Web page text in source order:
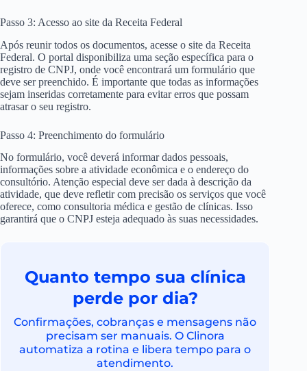
Passo 3: Acesso ao site da Receita Federal
Após reunir todos os documentos, acesse o site da Receita
Federal. O portal disponibiliza uma seção específica para o
registro de CNPJ, onde você encontrará um formulário que
deve ser preenchido. É importante que todas as informações
sejam inseridas corretamente para evitar erros que possam
atrasar o seu registro.
Passo 4: Preenchimento do formulário
No formulário, você deverá informar dados pessoais,
informações sobre a atividade econômica e o endereço do
consultório. Atenção especial deve ser dada à descrição da
atividade, que deve refletir com precisão os serviços que você
oferece, como consultoria médica e gestão de clínicas. Isso
garantirá que o CNPJ esteja adequado às suas necessidades.
Quanto tempo sua clínica
perde por dia?
Confirmações, cobranças e mensagens não
precisam ser manuais. O Clinora
automatiza a rotina e libera tempo para o
atendimento.